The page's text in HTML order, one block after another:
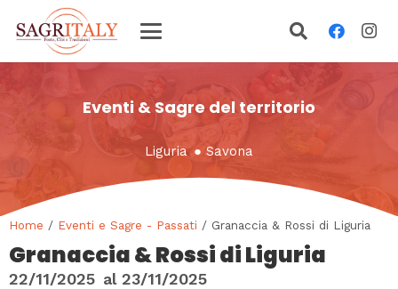
Eventi & Sagre del territorio
Liguria ●Savona
Home / Eventi e Sagre - Passati / Granaccia & Rossi di Liguria
Granaccia & Rossi di Liguria
22/11/2025 al 23/11/2025